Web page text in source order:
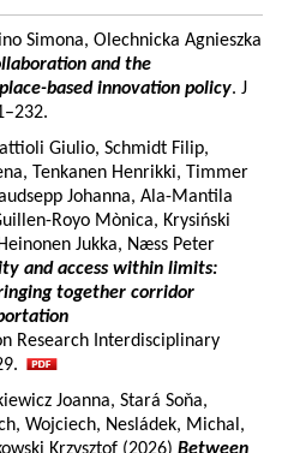
Simona, Olechnicka Agnieszka
and the
based innovation policy. J
Giulio, Schmidt Filip,
Tenkanen Henrikki, Timmer
Johanna, Ala-Mantila
Royo Mònica, Krysiński
Jukka, Næss Peter
and access within limits:
together corridor
Research Interdisciplinary
Joanna, Stará Soňa,
Wojciech, Nesládek, Michal,